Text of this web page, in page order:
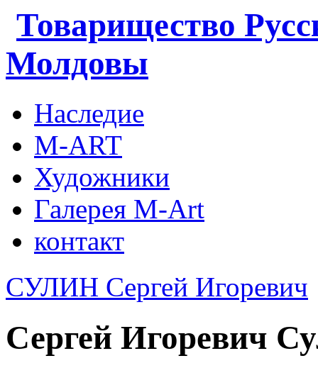
Товарищество
Молдовы
Наследие
M-ART
Художники
Галерея M-Art
контакт
СУЛИН Сергей Игоревич
Сергей Игоревич